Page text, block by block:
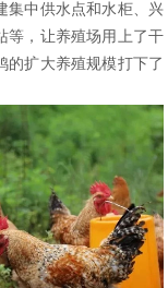
集中供水点和水柜、兴
等，让养殖场用上了干
的扩大养殖规模打下了